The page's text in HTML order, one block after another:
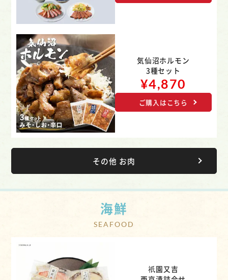
気仙沼ホルモン
3種セット
¥4,870
ご購入はこちら
その他 お肉
海鮮
祇園又吉